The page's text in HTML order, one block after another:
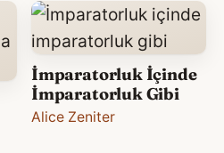
İmparatorluk İçinde
İmparatorluk Gibi
Alice Zeniter